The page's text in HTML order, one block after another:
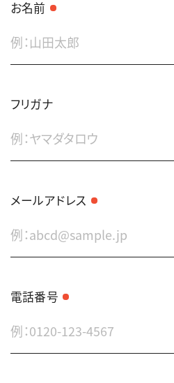
お名前
フリガナ
メールアドレス
電話番号